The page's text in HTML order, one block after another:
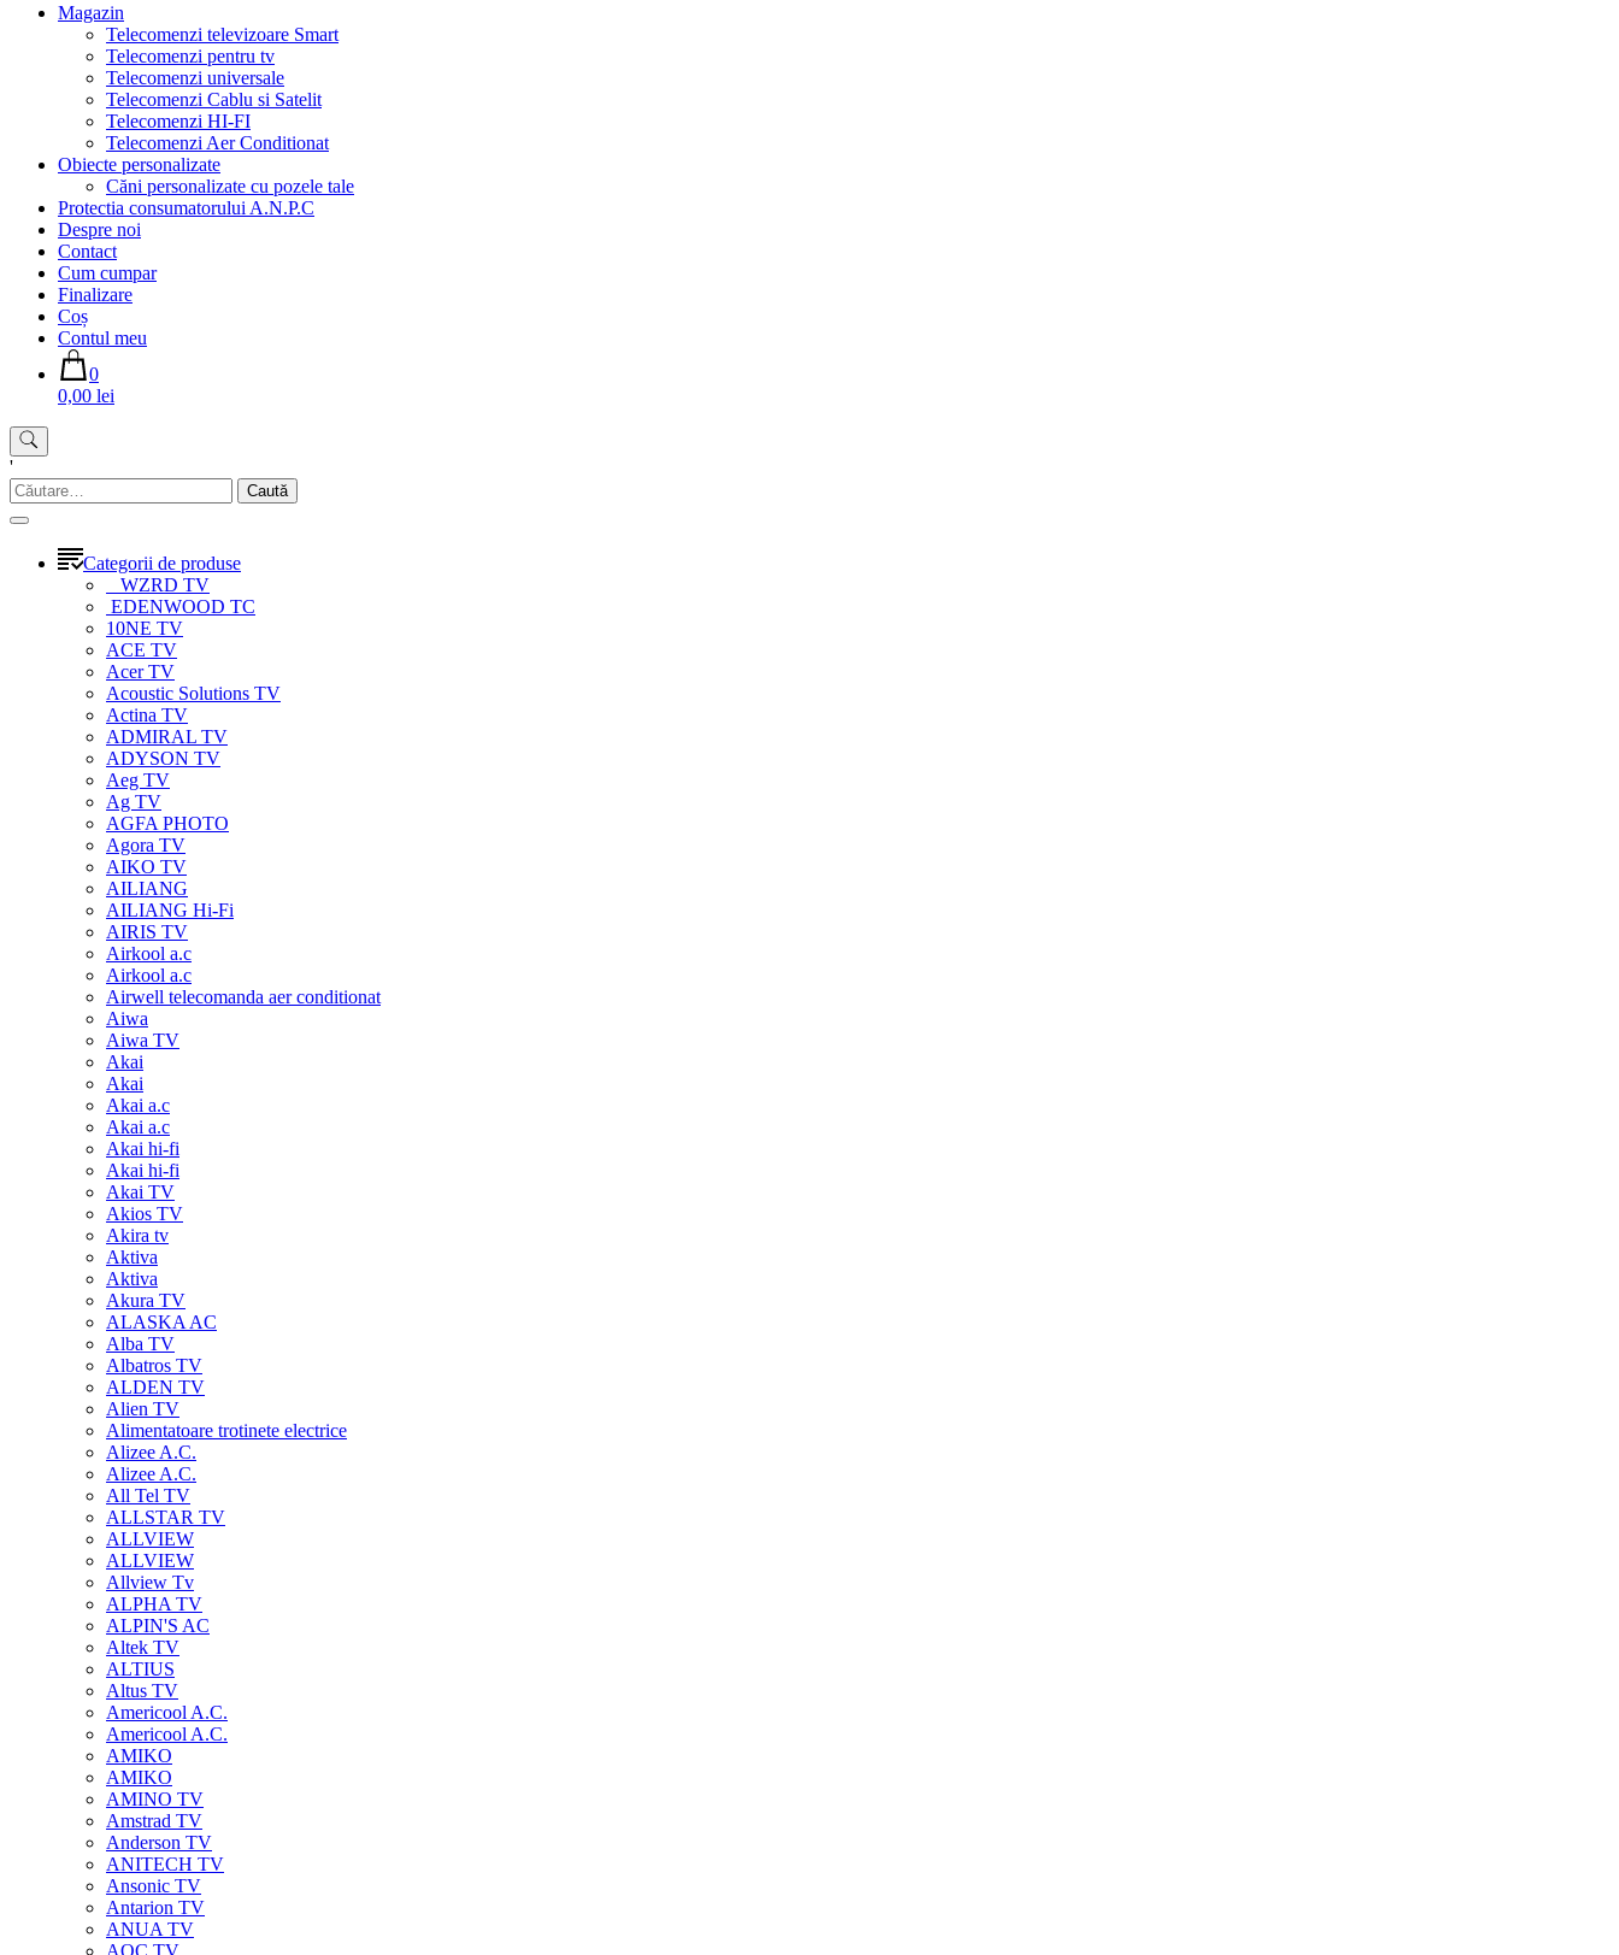
Magazin
Telecomenzi televizoare Smart
Telecomenzi pentru tv
Telecomenzi universale
Telecomenzi Cablu si Satelit
Telecomenzi HI-FI
Telecomenzi Aer Conditionat
Obiecte personalizate
Căni personalizate cu pozele tale
Protectia consumatorului A.N.P.C
Despre noi
Contact
Cum cumpar
Finalizare
Coș
Contul meu
0
0,00 lei
'
Caută
după:
Categorii de produse
WZRD TV
EDENWOOD TC
10NE TV
ACE TV
Acer TV
Acoustic Solutions TV
Actina TV
ADMIRAL TV
ADYSON TV
Aeg TV
Ag TV
AGFA PHOTO
Agora TV
AIKO TV
AILIANG
AILIANG Hi-Fi
AIRIS TV
Airkool a.c
Airkool a.c
Airwell telecomanda aer conditionat
Aiwa
Aiwa TV
Akai
Akai
Akai a.c
Akai a.c
Akai hi-fi
Akai hi-fi
Akai TV
Akios TV
Akira tv
Aktiva
Aktiva
Akura TV
ALASKA AC
Alba TV
Albatros TV
ALDEN TV
Alien TV
Alimentatoare trotinete electrice
Alizee A.C.
Alizee A.C.
All Tel TV
ALLSTAR TV
ALLVIEW
ALLVIEW
Allview Tv
ALPHA TV
ALPIN'S AC
Altek TV
ALTIUS
Altus TV
Americool A.C.
Americool A.C.
AMIKO
AMIKO
AMINO TV
Amstrad TV
Anderson TV
ANITECH TV
Ansonic TV
Antarion TV
ANUA TV
AOC TV